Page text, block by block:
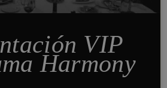
VIP
Harmony